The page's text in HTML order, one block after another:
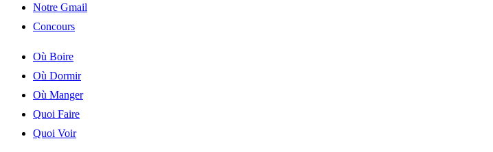
Notre Gmail
Concours
Où Boire
Où Dormir
Où Manger
Quoi Faire
Quoi Voir